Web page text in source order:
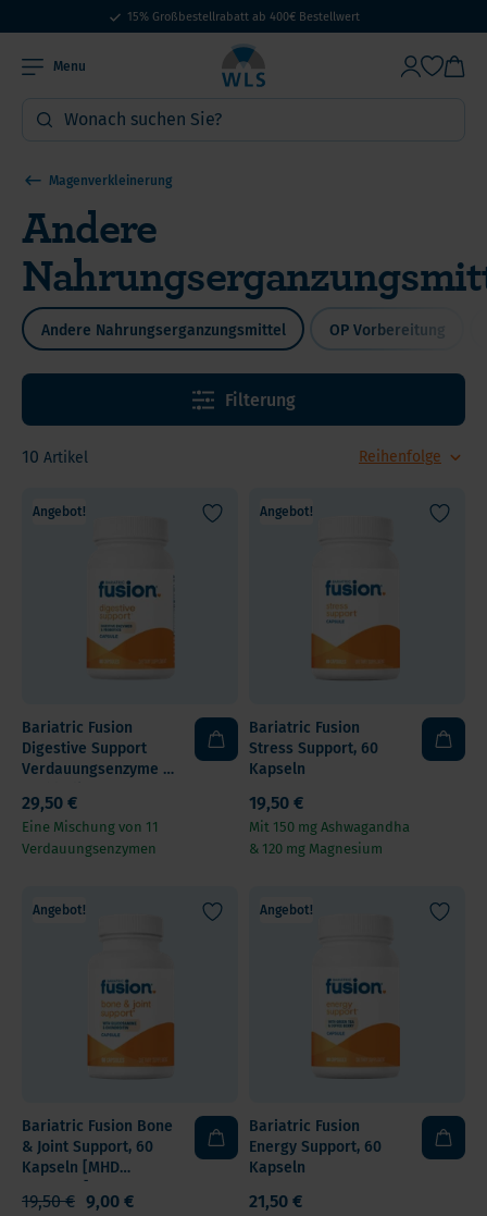
15% Großbestellrabatt ab 400€ Bestellwert
Menu
Magenverkleinerung
Andere
10 Artikel
Angebot!
Bariatric Fusion
Digestive Support
Verdauungsenzyme +
29,50 €
Eine Mischung von 11
Verdauungsenzymen
Angebot!
Bariatric Fusion
Stress Support, 60
Kapseln
19,50 €
Mit 150 mg Ashwagandha
& 120 mg Magnesium
Angebot!
Bariatric Fusion Bone
& Joint Support, 60
Kapseln [MHD
9,00 €
19,50 €
Angebot!
Bariatric Fusion
Energy Support, 60
Kapseln
21,50 €
OP Vorbereitung
Andere Nahrungserganzungsmittel
Filterung